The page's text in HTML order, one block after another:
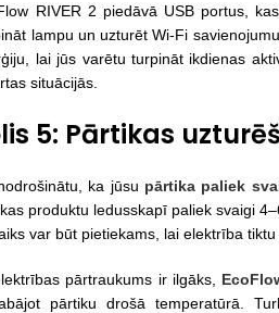
RIVER 2 piedāvā USB portus,
lampu un uzturēt Wi-Fi
lai jūs varētu turpināt ikdienas
situācijās.
5: Pārtikas
ka jūsu pārtika paliek
produktu ledusskapī paliek svaigi
var būt pietiekams, lai elektrība
pārtraukums ir ilgāks,
pārtiku drošā temperatūrā.